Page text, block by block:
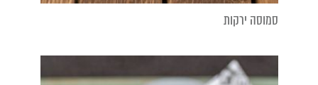
סמוסה ירקות